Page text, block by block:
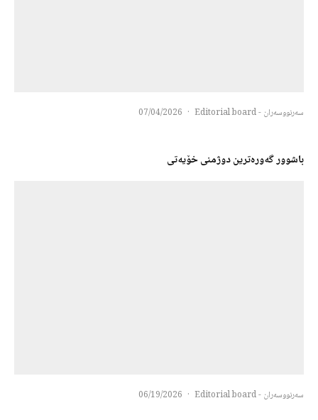
سەرنووسەران - Editorial board ·
07/04/2026
باشوور گەورەترین دوژمنی خۆیەتی
سەرنووسەران - Editorial board ·
06/19/2026